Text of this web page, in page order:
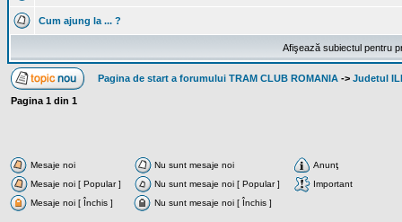
Cum ajung la ... ?
Afişează subiectul pentru
Pagina de start a forumului TRAM CLUB ROMANIA -> Judetul
Pagina 1 din 1
Mesaje noi Nu sunt mesaje noi
Anunţ
Mesaje noi [ Popular ]
Nu sunt mesaje noi [ Popular ]
Important
Mesaje noi [ Închis ]
Nu sunt mesaje noi [ Închis ]